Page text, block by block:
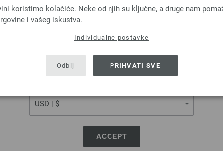
SHIPPING TO
USA - The United States of America
ACCEPT
koristimo kolačiće. Neke od njih su ključne, a druge nam
i vašeg iskustva.
Individualne postavke
Odbij PRIHVATI SVE
SILKHAIR
% Mohair, 30 % Svila
za dostavu, Osnovna cijena:
265,60 €
/ kg
LINARTE
Dužina: otprilike 125 m /
3,28 €